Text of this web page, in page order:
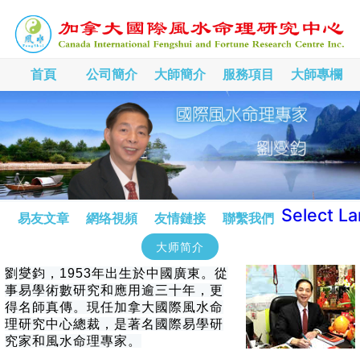
首頁 公司簡介 大師簡介 服務項目 大師專欄
易友文章 網络視頻 友情鏈接 聯繫我們 Select
大师简介
劉燮鈞，1953年出生於中國廣東。從
事易學術數研究和應用逾三十年，更
得名師真傳。現任加拿大國際風水命
理研究中心總裁，是著名國際易學研
究家和風水命理專家。